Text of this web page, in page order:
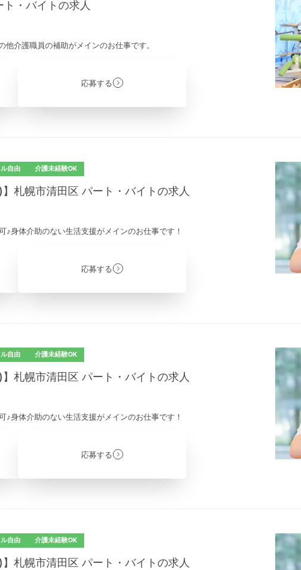
ト・バイトの求人
介護職員の補助がメインのお仕事です。
応募する
自由 介護未経験OK
札幌市清田区 パート・バイトの求人
身体介助のない生活支援がメインのお仕事です！
応募する
自由 介護未経験OK
札幌市清田区 パート・バイトの求人
身体介助のない生活支援がメインのお仕事です！
応募する
自由 介護未経験OK
札幌市清田区 パート・バイトの求人